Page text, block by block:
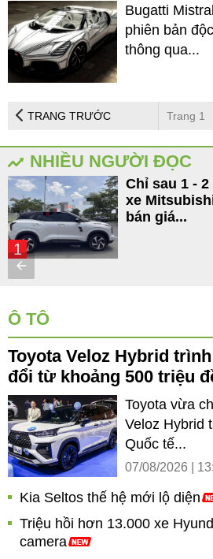
Bugatti
phiên bản
thông qua...
TRANG TRƯỚC Trang 1
NHIỀU NGƯỜI ĐỌC
1
Chỉ sau 1 -
xe
bán giá...
Ô TÔ
Toyota Veloz Hybrid
đổi từ khoảng 500 triệu
Toyota vừa
Veloz Hybrid
Quốc tế...
07/08/2026 |
Kia Seltos thế hệ mới lộ diện
Triệu hồi hơn 13.000 xe
camera